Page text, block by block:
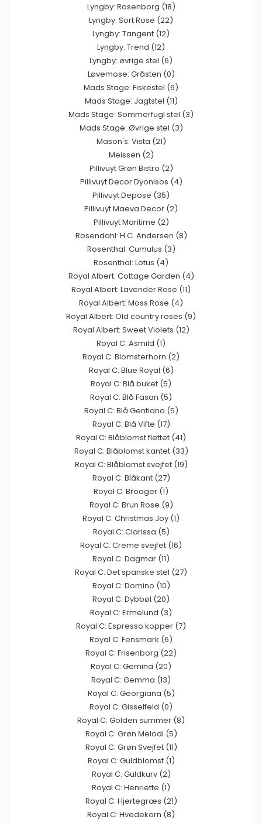
Lyngby: Rosenborg (18)
Lyngby: Sort Rose (22)
Lyngby: Tangent (12)
Lyngby: Trend (12)
Lyngby: øvrige stel (6)
Løvemose: Gråsten (0)
Mads Stage: Fiskestel (6)
Mads Stage: Jagtstel (11)
Mads Stage: Sommerfugl stel (3)
Mads Stage: Øvrige stel (3)
Mason's: Vista (21)
Meissen (2)
Pillivuyt Grøn Bistro (2)
Pillivuyt Decor Dyonisos (4)
Pillivuyt Depose (35)
Pillivuyt Maeva Decor (2)
Pillivuyt Maritime (2)
Rosendahl: H.C. Andersen (8)
Rosenthal: Cumulus (3)
Rosenthal: Lotus (4)
Royal Albert: Cottage Garden (4)
Royal Albert: Lavender Rose (11)
Royal Albert: Moss Rose (4)
Royal Albert: Old country roses (9)
Royal Albert: Sweet Violets (12)
Royal C: Asmild (1)
Royal C: Blomsterhorn (2)
Royal C: Blue Royal (6)
Royal C: Blå buket (5)
Royal C: Blå Fasan (5)
Royal C: Blå Gentiana (5)
Royal C: Blå Vifte (17)
Royal C: Blåblomst flettet (41)
Royal C: Blåblomst kantet (33)
Royal C: Blåblomst svejfet (19)
Royal C: Blåkant (27)
Royal C: Broager (1)
Royal C: Brun Rose (9)
Royal C: Christmas Joy (1)
Royal C: Clarissa (5)
Royal C: Creme svejfet (16)
Royal C: Dagmar (11)
Royal C: Det spanske stel (27)
Royal C: Domino (10)
Royal C: Dybbøl (20)
Royal C: Ermelund (3)
Royal C: Espresso kopper (7)
Royal C: Fensmark (6)
Royal C: Frisenborg (22)
Royal C: Gemina (20)
Royal C: Gemma (13)
Royal C: Georgiana (5)
Royal C: Gisselfeld (0)
Royal C: Golden summer (8)
Royal C: Grøn Melodi (5)
Royal C: Grøn Svejfet (11)
Royal C: Guldblomst (1)
Royal C: Guldkurv (2)
Royal C: Henriette (1)
Royal C: Hjertegræs (21)
Royal C: Hvedekorn (8)